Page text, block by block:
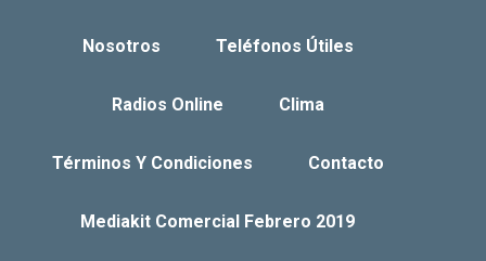
Nosotros Teléfonos Útiles
Radios Online Clima
Términos Y Condiciones Contacto
Mediakit Comercial Febrero 2019